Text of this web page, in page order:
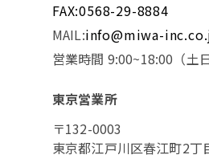
FAX:0568-29-8884
MAIL:info@miwa-
営業時間 9:00~18:00（土
東京営業所
〒132-0003
東京都江戸川区春江町2丁